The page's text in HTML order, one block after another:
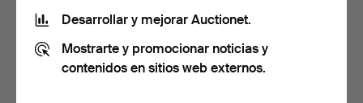
Desarrollar y mejorar Auctionet.
Mostrarte y promocionar noticias y
contenidos en sitios web externos.